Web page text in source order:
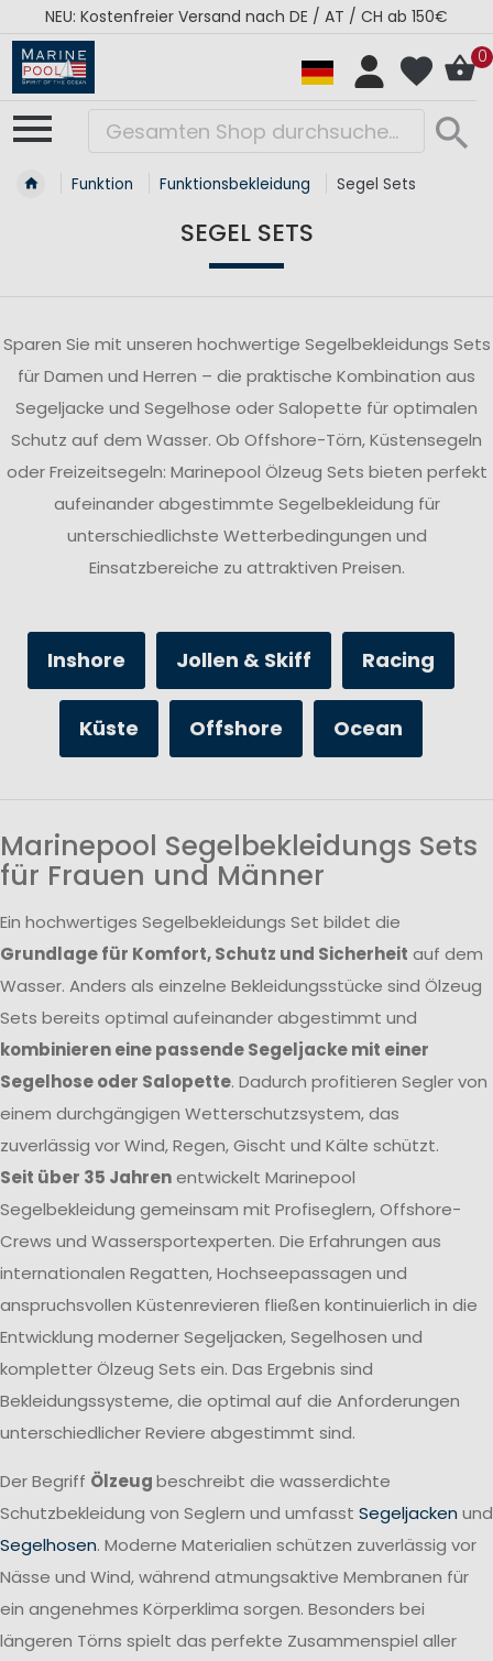
RÉGATES ROYALES Kollektion - Super Sale
0
Funktion Funktionsbekleidung Segel Sets
SEGEL SETS
Sparen Sie mit unseren hochwertige Segelbekleidungs Sets
für Damen und Herren – die praktische Kombination aus
Segeljacke und Segelhose oder Salopette für optimalen
Schutz auf dem Wasser. Ob Offshore-Törn, Küstensegeln
oder Freizeitsegeln: Marinepool Ölzeug Sets bieten perfekt
aufeinander abgestimmte Segelbekleidung für
unterschiedlichste Wetterbedingungen und
Einsatzbereiche zu attraktiven Preisen.
Inshore Jollen & Skiff Racing
Küste Offshore Ocean
Marinepool Segelbekleidungs Sets
für Frauen und Männer
Ein hochwertiges Segelbekleidungs Set bildet die
Grundlage für Komfort, Schutz und Sicherheit auf dem
Wasser. Anders als einzelne Bekleidungsstücke sind Ölzeug
Sets bereits optimal aufeinander abgestimmt und
kombinieren eine passende Segeljacke mit einer
Segelhose oder Salopette. Dadurch profitieren Segler von
einem durchgängigen Wetterschutzsystem, das
zuverlässig vor Wind, Regen, Gischt und Kälte schützt.
Seit über 35 Jahrenentwickelt Marinepool
Segelbekleidung gemeinsam mit Profiseglern, Offshore-
Crews und Wassersportexperten. Die Erfahrungen aus
internationalen Regatten, Hochseepassagen und
anspruchsvollen Küstenrevieren fließen kontinuierlich in die
Entwicklung moderner Segeljacken, Segelhosen und
kompletter Ölzeug Sets ein. Das Ergebnis sind
Bekleidungssysteme, die optimal auf die Anforderungen
unterschiedlicher Reviere abgestimmt sind.
Der Begriff Ölzeugbeschreibt die wasserdichte
Schutzbekleidung von Seglern und umfasst Segeljacken und
Segelhosen. Moderne Materialien schützen zuverlässig vor
Nässe und Wind, während atmungsaktive Membranen für
ein angenehmes Körperklima sorgen. Besonders bei
längeren Törns spielt das perfekte Zusammenspiel aller